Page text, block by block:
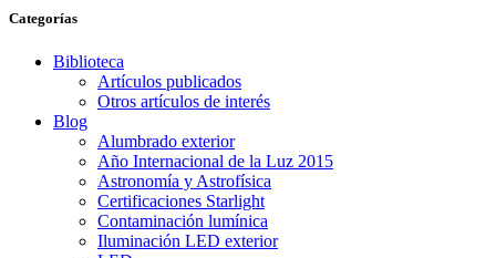
Categorías
Biblioteca
Artículos publicados
Otros artículos de interés
Blog
Alumbrado exterior
Año Internacional de la Luz 2015
Astronomía y Astrofísica
Certificaciones Starlight
Contaminación lumínica
Iluminación LED exterior